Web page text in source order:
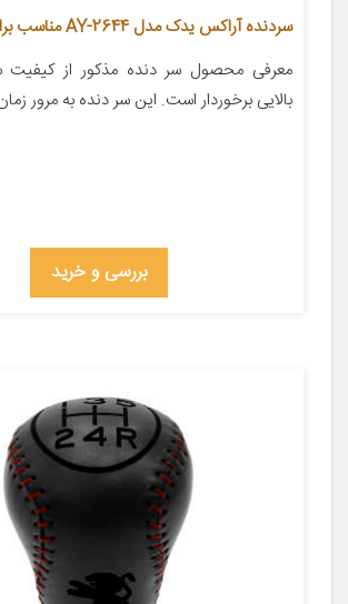
سردنده آراکس یدک مدل AY-2644 مناسب برای پژو 206
معرفی محصول سر دنده مذکور از
بالایی برخوردار است. این سر دنده به مرور
بررسی و خرید